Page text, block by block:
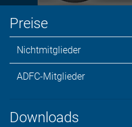
Preise
Nichtmitglieder
ADFC-Mitglieder
Downloads